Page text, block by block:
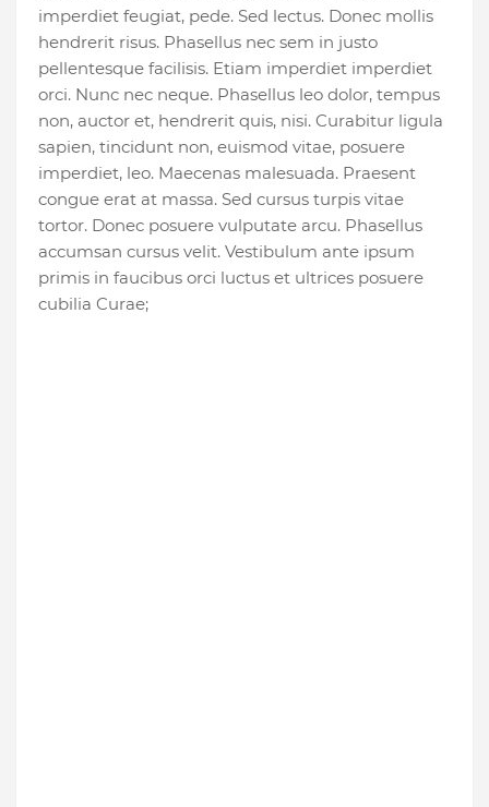
imperdiet feugiat, pede. Sed lectus. Donec mollis
hendrerit risus. Phasellus nec sem in justo
pellentesque facilisis. Etiam imperdiet imperdiet
orci. Nunc nec neque. Phasellus leo dolor, tempus
non, auctor et, hendrerit quis, nisi. Curabitur ligula
sapien, tincidunt non, euismod vitae, posuere
imperdiet, leo. Maecenas malesuada. Praesent
congue erat at massa. Sed cursus turpis vitae
tortor. Donec posuere vulputate arcu. Phasellus
accumsan cursus velit. Vestibulum ante ipsum
primis in faucibus orci luctus et ultrices posuere
cubilia Curae;